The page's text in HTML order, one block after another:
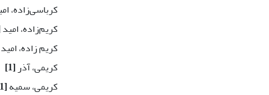
کرباسی‌زاده،
کریم‌زاده، امید
کریم زاده، امید
کریمی، آذر[1]
کریمی، سمیه[1]